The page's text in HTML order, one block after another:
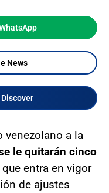
News
venezolano a la
le quitarán cinco
entra en vigor
de ajustes